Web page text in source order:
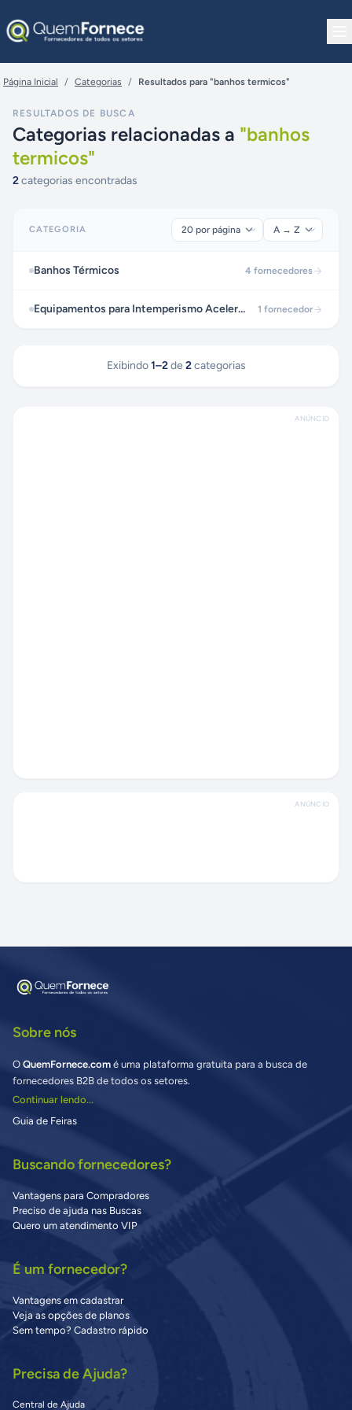
Página Inicial / Categorias / Resultados para "banhos termicos"
RESULTADOS DE BUSCA
Categorias relacionadas a "banhos
termicos"
2categorias encontradas
CATEGORIA
Banhos Térmicos 4 fornecedores
Equipamentos para Intemperismo Acelerado 1 fornecedor
Exibindo 1–2 de 2 categorias
ANÚNCIO
ANÚNCIO
Sobre nós
O QuemFornece.com é uma plataforma gratuita para a busca de
fornecedores B2B de todos os setores.
Continuar lendo...
Guia de Feiras
Buscando fornecedores?
Vantagens para Compradores
Preciso de ajuda nas Buscas
Quero um atendimento VIP
É um fornecedor?
Vantagens em cadastrar
Veja as opções de planos
Sem tempo? Cadastro rápido
Precisa de Ajuda?
Central de Ajuda